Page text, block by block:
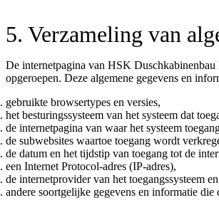
5. Verzameling van
De internetpagina van HSK Duschkabinenbau
opgeroepen. Deze algemene gegevens en
gebruikte browsertypes en versies,
het besturingssysteem van het systeem dat
de internetpagina van waar het systeem
de subwebsites waartoe toegang wordt
de datum en het tijdstip van toegang tot de
een Internet Protocol-adres (IP-adres),
de internetprovider van het toegangssysteem en
andere soortgelijke gegevens en informatie